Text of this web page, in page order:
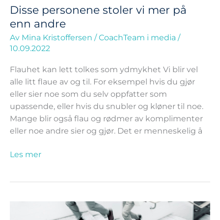
Disse personene stoler vi mer på
enn andre
Av Mina Kristoffersen /CoachTeam i media /
10.09.2022
Flauhet kan lett tolkes som ydmykhet Vi blir vel
alle litt flaue av og til. For eksempel hvis du gjør
eller sier noe som du selv oppfatter som
upassende, eller hvis du snubler og kløner til noe.
Mange blir også flau og rødmer av komplimenter
eller noe andre sier og gjør. Det er menneskelig å
Les mer